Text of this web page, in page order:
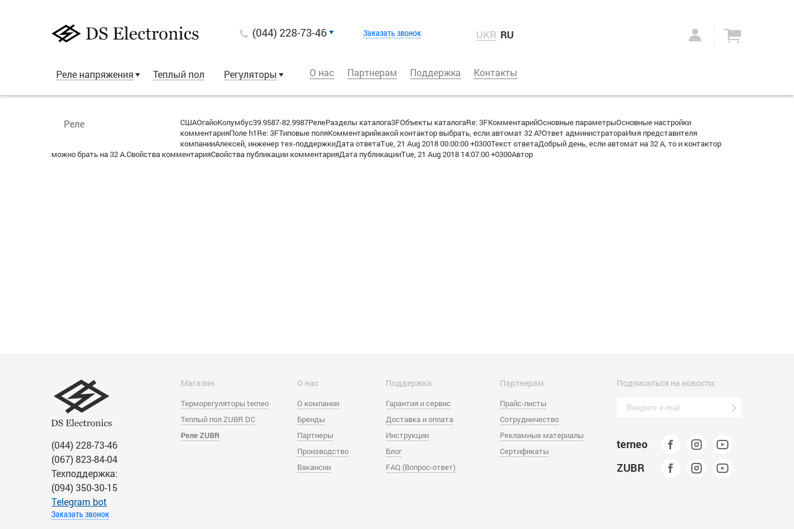
(044) 228-73-46 Заказать звонок UKR RU
Реле напряжения Теплый пол Регуляторы О нас Партнерам Поддержка Контакты
Реле
СШАОгайоКолумбус39.9587-82.9987РелеРазделы каталога3FОбъекты каталогаRe: 3FКомментарийОсновные параметрыОсновные настройки
комментарияПоле h1Re: 3FТиповые поляКомментарийкакой контактор выбрать, если автомат 32 А?Ответ администратораИмя представителя
компанииАлексей, инженер тех-поддержкиДата ответаTue, 21 Aug 2018 00:00:00 +0300Текст ответаДобрый день, если автомат на 32 А, то и контактор
можно брать на 32 А.Свойства комментарияСвойства публикации комментарияДата публикацииTue, 21 Aug 2018 14:07:00 +0300Автор
(044) 228-73-46
(067) 823-84-04
Техподдержка:
(094) 350-30-15
Тelegram bot
Заказать звонок
Магазин
Терморегуляторы terneo
Теплый пол ZUBR DC
Реле ZUBR
О нас
О компании
Бренды
Партнеры
Производство
Вакансии
Поддержка
Гарантия и сервис
Доставка и оплата
Инструкции
Блог
FAQ (Вопрос-ответ)
Партнерам
Прайс-листы
Сотрудничество
Рекламные материалы
Сертификаты
Подписаться на новости:
terneo
ZUBR